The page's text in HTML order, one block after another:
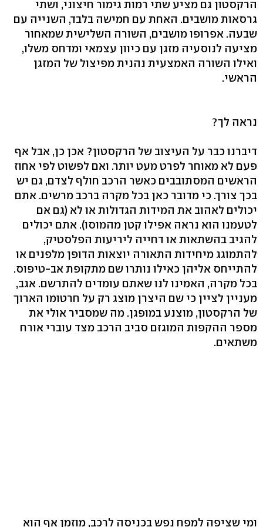
הרקסטון גם מציע שתי רמות גימור חיצוני, ושתי
גרסאות מושבים. האחת עם חמישה בלבד, השנייה עם
שבעה. אפרופו מושבים, השורה השלישית שמאחור
מציעה לנוסעיה מזגן עם כיוון עצמאי ומדחס משלו,
ואילו השורה האמצעית נהנית מפיצול של המזגן
הראשי.
נראה לך?
דיברנו כבר על העיצוב של הרקסטון? אכן כן, אבל אף
פעם לא מאוחר לפרט מעט יותר. ואם לפשוט לפי אחוז
הראשים המסתובבים כאשר הרכב חולף לצדם, גם יש
בכך צורך. כי מדובר כאן בכל מקרה ברכב מרשים. אתם
יכולים לאהוב את המידות הגדולות או לא (גם אם
לטעמנו הוא נראה אפילו קטן מהמוסו). אתם יכולים
להגיב בהשתאות או דחייה ליריעות הפלסטיק,
להתמוגג מיחידות התאורה יוצאות הדופן מלפנים או
להתייחס אליהן כאילו נותרו שם מתקופת אב-טיפוס.
בכל מקרה, האמינו לנו שאתם עומדים להתרשם. אגב,
מעניין לציין כי שם היצרן מוצג רק על חרטומו הארוך
של הרקסטון, מוצנע במופגן. מה שמסביר אולי את
מספר ההקפות המוגזם סביב הרכב מצד עוברי אורח
משתאים.
ומי שציפה למפח נפש בכניסה לרכב, מוזמן אף הוא